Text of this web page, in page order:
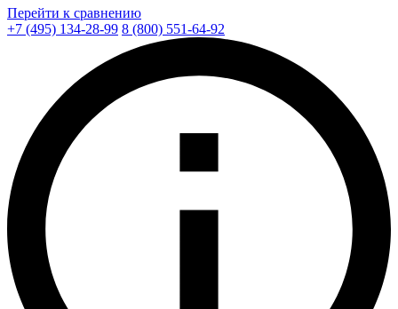
Перейти к сравнению
+7 (495) 134-28-99 8 (800) 551-64-92